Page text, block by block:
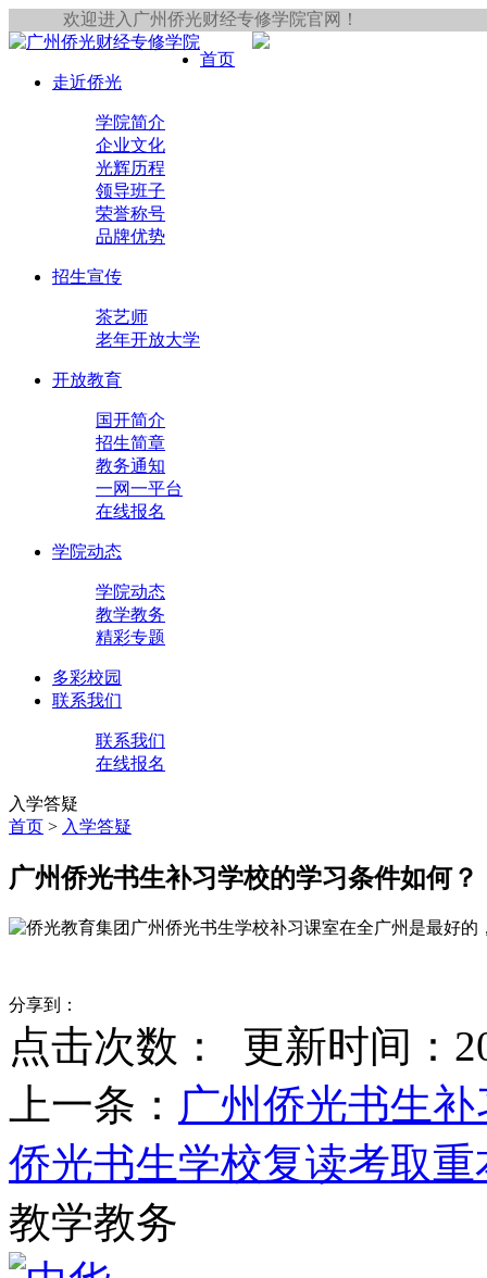
欢迎进入广州侨光财经专修学院官网！
首页
走近侨光
学院简介
企业文化
光辉历程
领导班子
荣誉称号
品牌优势
招生宣传
茶艺师
老年开放大学
开放教育
国开简介
招生简章
教务通知
一网一平台
在线报名
学院动态
学院动态
教学教务
精彩专题
多彩校园
联系我们
联系我们
在线报名
入学答疑
首页 > 入学答疑
广州侨光书生补习学校的学习条件如何？
广州侨光书生学校补习课室在全广州是最好
分享到：
点击次数：
更新时间：
上一条： 广州侨光书生
侨光书生学校复读考取
教学教务